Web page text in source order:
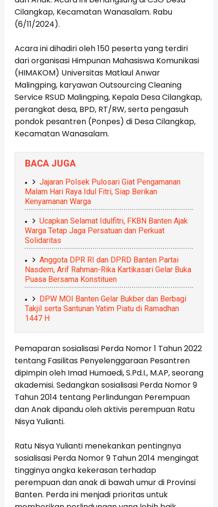
Cilangkap, Kecamatan Wanasalam. Rabu
(6/11/2024).
Acara ini dihadiri oleh 150 peserta yang terdiri
dari organisasi Himpunan Mahasiswa Komunikasi
(HIMAKOM) Universitas Matlaul Anwar
Malingping, karyawan Outsourcing Cleaning
Service RSUD Malingping, Kepala Desa Cilangkap,
perangkat desa, BPD, RT/RW, serta pengasuh
pondok pesantren (Ponpes) di Desa Cilangkap,
Kecamatan Wanasalam.
BACA JUGA
Jajaran Polsek Pulosari Giat Pengamanan
Malam Hari Raya Idul Fitri, Siap Berikan
Kenyamanan Warga
Ucapkan Selamat Idulfitri, FKBN Banten Ajak
Warga Tetap Jaga Persatuan dan Perkuat
Solidaritas
Anggota DPR RI dan DPRD Banten Partai
Nasdem, Arif Rahman-Rika Kartikasari Gelar Buka
Puasa Bersama Konstituen
DPW MOI Banten Gelar Bukber dan Berbagi
Takjil serta Santunan Yatim Piatu di Ramadhan
1447 H
Pemaparan sosialisasi Perda Nomor 1 Tahun 2022
tentang Fasilitas Penyelenggaraan Pesantren
dipimpin oleh Imad Humaedi, S.Pd.I., M.AP, seorang
akademisi. Sedangkan sosialisasi Perda Nomor 9
Tahun 2014 tentang Perlindungan Perempuan
dan Anak dipandu oleh aktivis perempuan Ratu
Nisya Yulianti.
Ratu Nisya Yulianti menekankan pentingnya
sosialisasi Perda Nomor 9 Tahun 2014 mengingat
tingginya angka kekerasan terhadap
perempuan dan anak di bawah umur di Provinsi
Banten. Perda ini menjadi prioritas untuk